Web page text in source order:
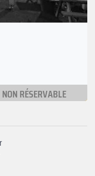
NON RÉSERVABLE